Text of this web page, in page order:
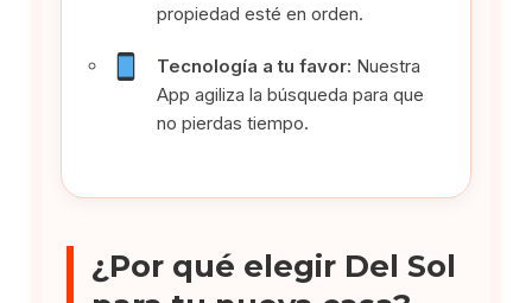
propiedad esté en orden.
Tecnología a tu favor: Nuestra
App agiliza la búsqueda para que
no pierdas tiempo.
¿Por qué elegir Del Sol